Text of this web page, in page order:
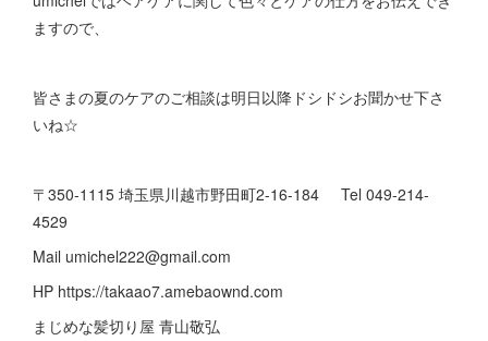
ますので、
皆さまの夏のケアのご相談は明日以降ドシドシお聞かせ下さ
いね☆
〒350-1115 埼玉県川越市野田町2-16-184 Tel 049-214-
4529
Mail umichel222@gmail.com
HP https://takaao7.amebaownd.com
まじめな髪切り屋 青山敬弘